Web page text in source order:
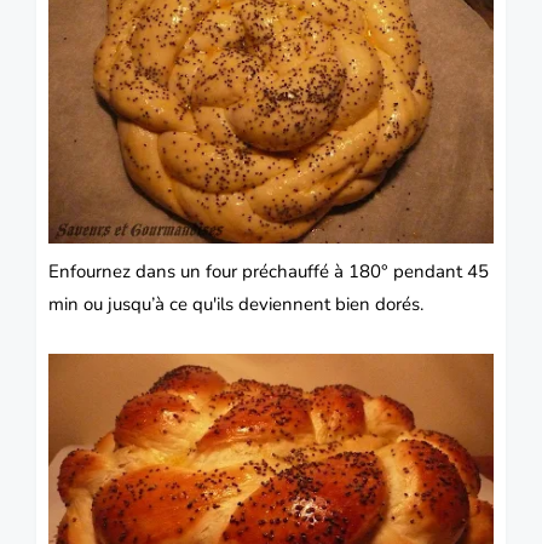
Enfournez dans un four préchauffé à 180° pendant 45
min ou jusqu’à ce qu'ils deviennent bien dorés.